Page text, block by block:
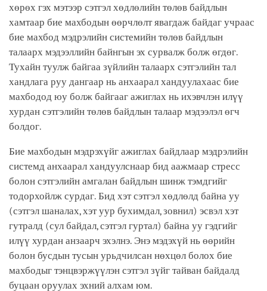
хөрөх гэх мэтээр сэтгэл хөдлөлийн төлөв байдлын
хамтаар бие махбодын өөрчлөлт явагдаж байдаг учраас
бие махбод мэдрэлийн системийн төлөв байдлын
талаарх мэдээллийн байнгын эх сурвалж болж өгдөг.
Тухайн туулж байгаа зүйлийн талаарх сэтгэлийн тал
хандлага руу дангаар нь анхаарал хандуулахаас бие
махбодод юу болж байгааг ажиглах нь ихэвчлэн илүү
хурдан сэтгэлийн төлөв байдлын талаар мэдээлэл өгч
болдог.
Бие махбодын мэдрэхүйг ажиглах байдлаар мэдрэлийн
системд анхаарал хандуулснаар бид аажмаар стресс
болон сэтгэлийн амгалан байдлын шинж тэмдгийг
тодорхойлж сурдаг. Бид хэт сэтгэл хөдлөлд байна уу
(сэтгэл шаналах, хэт уур бухимдал, зовнил) эсвэл хэт
гутралд (сул байдал, сэтгэл гуртал) байна уу гэдгийг
илүү хурдан анзаарч эхэлнэ. Энэ мэдэхүй нь өөрийн
болон бусдын тусын урьдчилсан нөхцөл болох бие
махбодыг тэнцвэржүүлэн сэтгэл зүйг тайван байдалд
буцаан оруулах эхний алхам юм.